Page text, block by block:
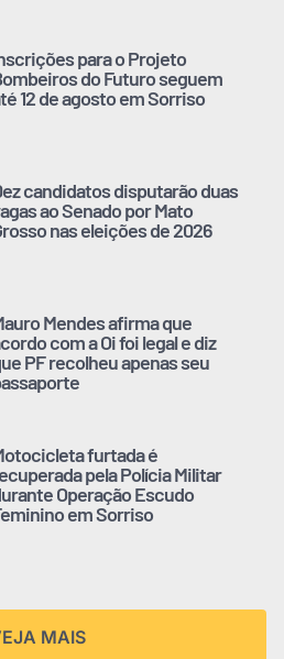
para o Projeto
do Futuro seguem
12 de agosto em Sorriso
candidatos disputarão duas
ao Senado por Mato
nas eleições de 2026
Mendes afirma que
com a Oi foi legal e diz
PF recolheu apenas seu
furtada é
pela Polícia Militar
Operação Escudo
em Sorriso
MAIS